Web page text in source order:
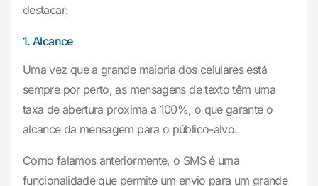
destacar:
1. Alcance
Uma vez que a grande maioria dos celulares está
sempre por perto, as mensagens de texto têm uma
taxa de abertura próxima a 100%, o que garante o
alcance da mensagem para o público-alvo.
Como falamos anteriormente, o SMS é uma
funcionalidade que permite um envio para um grande